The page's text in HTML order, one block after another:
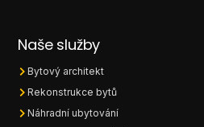
Naše služby
Bytový architekt
Rekonstrukce bytů
Náhradní ubytování